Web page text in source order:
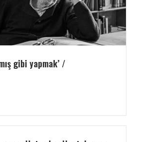
gibi yapmak’ /